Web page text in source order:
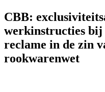
1] tegen de staatssecretaris
en de Staat der Nederlanden
https://redactie-
en-werkinstructies-bij-
de-tabaks-en-rookwarenwet
CBB:
werkinstructies bij
reclame in de zin
rookwarenwet